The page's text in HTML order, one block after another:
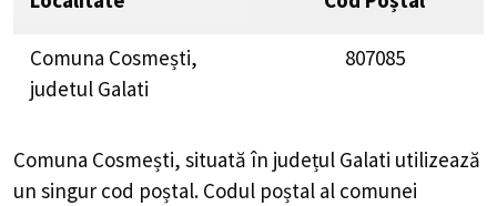
Comuna Cosmești,
judetul Galati
807085
Comuna Cosmești, situată în județul Galati utilizează
un singur cod poștal. Codul poștal al comunei